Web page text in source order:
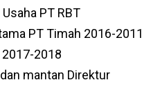
PT RBT
PT Timah 2016-2011
2017-2018
mantan Direktur